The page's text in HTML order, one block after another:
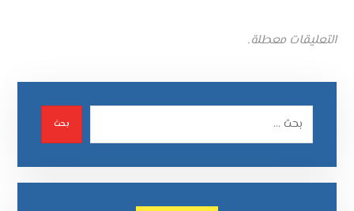
التعليقات معطلة.
بحث